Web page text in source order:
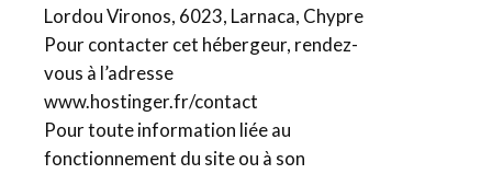
Lordou Vironos, 6023, Larnaca, Chypre
Pour contacter cet hébergeur, rendez-
vous à l’adresse
www.hostinger.fr/contact
Pour toute information liée au
fonctionnement du site ou à son